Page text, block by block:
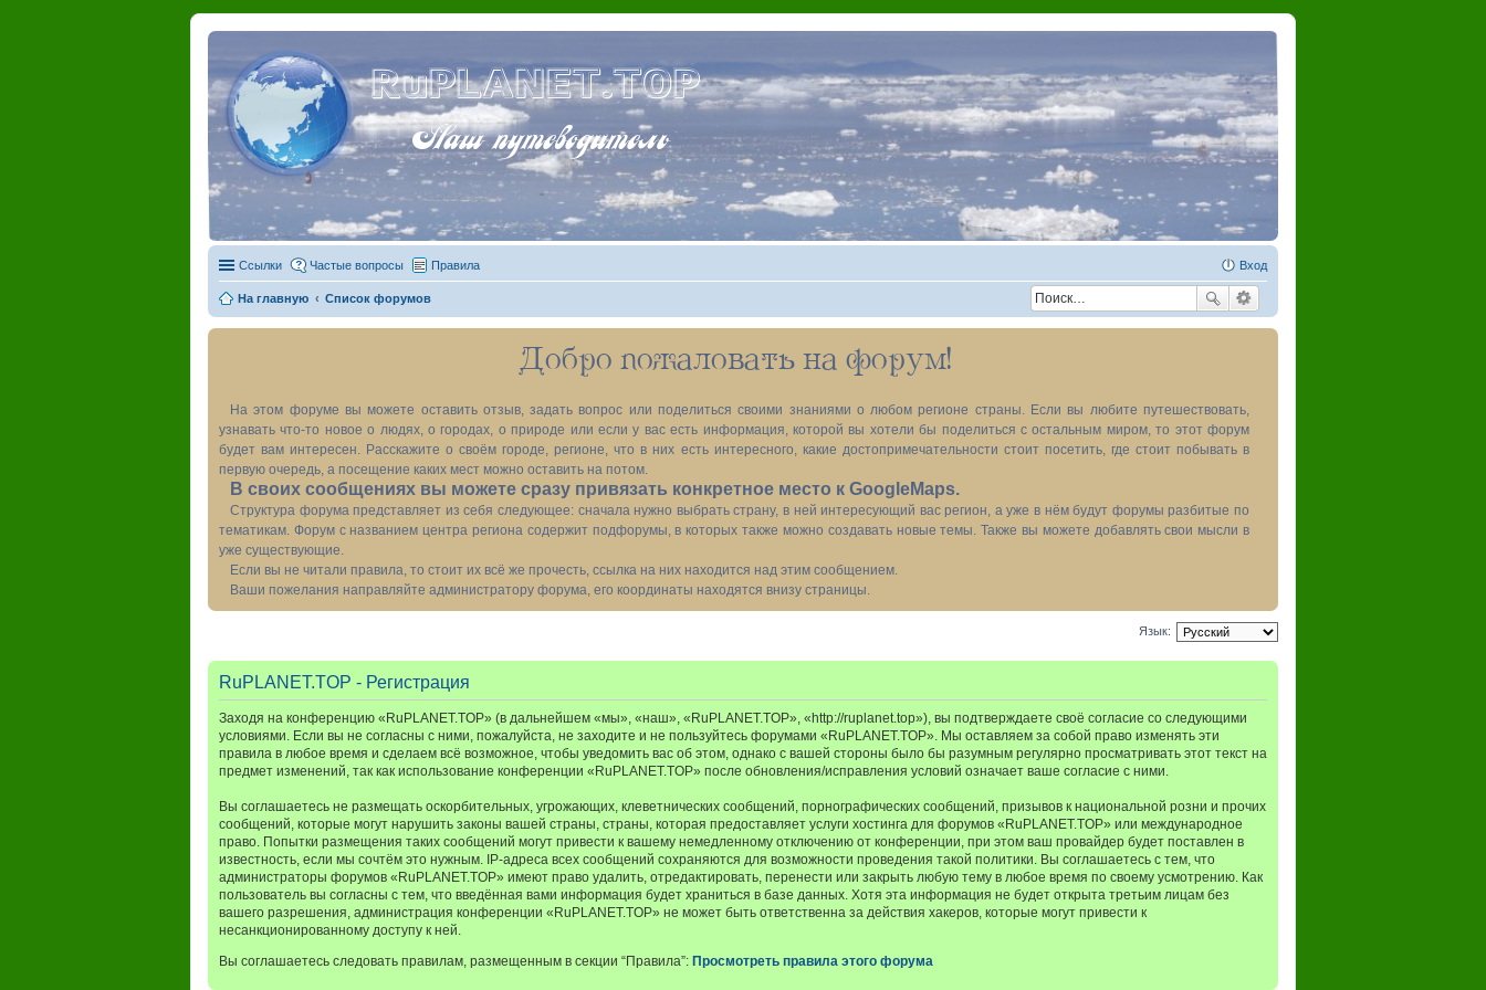
RuPLANET.TOP
Наш путеводитель
Ссылки Частые вопросы Правила Вход
На главную Список форумов
Добро пожаловать на форум!
На этом форуме вы можете оставить отзыв, задать вопрос или поделиться своими знаниями о любом регионе страны. Если вы любите путешествовать,
узнавать что-то новое о людях, о городах, о природе или если у вас есть информация, которой вы хотели бы поделиться с остальным миром, то этот форум
будет вам интересен. Расскажите о своём городе, регионе, что в них есть интересного, какие достопримечательности стоит посетить, где стоит побывать в
первую очередь, а посещение каких мест можно оставить на потом.
В своих сообщениях вы можете сразу привязать конкретное место к GoogleMaps.
Структура форума представляет из себя следующее: сначала нужно выбрать страну, в ней интересующий вас регион, а уже в нём будут форумы разбитые по
тематикам. Форум с названием центра региона содержит подфорумы, в которых также можно создавать новые темы. Также вы можете добавлять свои мысли в
уже существующие.
Если вы не читали правила, то стоит их всё же прочесть, ссылка на них находится над этим сообщением.
Ваши пожелания направляйте администратору форума, его координаты находятся внизу страницы.
Язык:
RuPLANET.TOP - Регистрация
Заходя на конференцию «RuPLANET.TOP» (в дальнейшем «мы», «наш», «RuPLANET.TOP», «http://ruplanet.top»), вы подтверждаете своё согласие со следующими
условиями. Если вы не согласны с ними, пожалуйста, не заходите и не пользуйтесь форумами «RuPLANET.TOP». Мы оставляем за собой право изменять эти
правила в любое время и сделаем всё возможное, чтобы уведомить вас об этом, однако с вашей стороны было бы разумным регулярно просматривать этот текст на
предмет изменений, так как использование конференции «RuPLANET.TOP» после обновления/исправления условий означает ваше согласие с ними.
Вы соглашаетесь не размещать оскорбительных, угрожающих, клеветнических сообщений, порнографических сообщений, призывов к национальной розни и прочих
сообщений, которые могут нарушить законы вашей страны, страны, которая предоставляет услуги хостинга для форумов «RuPLANET.TOP» или международное
право. Попытки размещения таких сообщений могут привести к вашему немедленному отключению от конференции, при этом ваш провайдер будет поставлен в
известность, если мы сочтём это нужным. IP-адреса всех сообщений сохраняются для возможности проведения такой политики. Вы соглашаетесь с тем, что
администраторы форумов «RuPLANET.TOP» имеют право удалить, отредактировать, перенести или закрыть любую тему в любое время по своему усмотрению. Как
пользователь вы согласны с тем, что введённая вами информация будет храниться в базе данных. Хотя эта информация не будет открыта третьим лицам без
вашего разрешения, администрация конференции «RuPLANET.TOP» не может быть ответственна за действия хакеров, которые могут привести к
несанкционированному доступу к ней.
Вы соглашаетесь следовать правилам, размещенным в секции “Правила”: Просмотреть правила этого форума